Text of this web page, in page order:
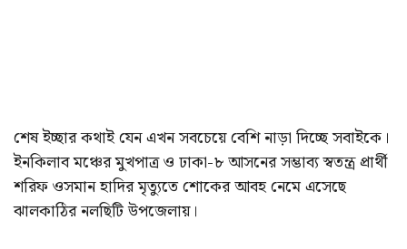
শেষ ইচ্ছার কথাই যেন এখন সবচেয়ে বেশি নাড়া দিচ্ছে সবাইকে।
ইনকিলাব মঞ্চের মুখপাত্র ও ঢাকা-৮ আসনের সম্ভাব্য স্বতন্ত্র প্রার্থী
শরিফ ওসমান হাদির মৃত্যুতে শোকের আবহ নেমে এসেছে
ঝালকাঠির নলছিটি উপজেলায়।